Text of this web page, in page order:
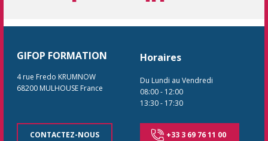
GIFOP FORMATION
4 rue Fredo KRUMNOW
68200 MULHOUSE France
CONTACTEZ-NOUS
Horaires
Du Lundi au Vendredi
08:00- 12:00
13:30- 17:30
+33 3 69 76 11 00